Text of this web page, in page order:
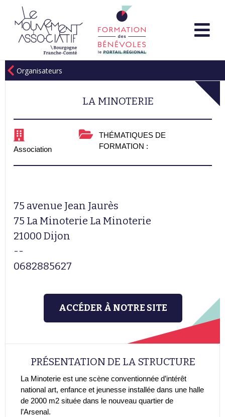
Organisateurs
LA MINOTERIE
Association
THÉMATIQUES DE
FORMATION :
75 avenue Jean Jaurès
75 La Minoterie La Minoterie
21000 Dijon
--
0682885627
ACCÉDER À NOTRE SITE
PRÉSENTATION DE LA STRUCTURE
La Minoterie est une scène conventionnée d’intérêt
national art, enfance et jeunesse installée dans une halle
de 2000 m2 située dans le nouveau quartier de
l’Arsenal.